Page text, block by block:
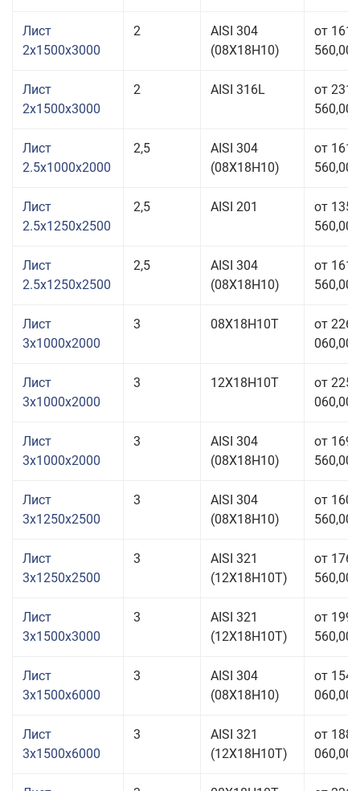
Лист
2x1500x3000
2
AISI 304
(08Х18Н10)
от 161
560,00
Лист
2x1500x3000
2 AISI 316L
от 231
560,00
Лист
2.5x1000x2000
2,5
AISI 304
(08Х18Н10)
от 161
560,00
Лист
2.5x1250x2500
2,5 AISI 201
от 135
560,00
Лист
2.5x1250x2500
2,5
AISI 304
(08Х18Н10)
от 161
560,00
Лист
3x1000x2000
3 08Х18Н10Т
от 226
060,00
Лист
3x1000x2000
3 12Х18Н10Т
от 225
060,00
Лист
3x1000x2000
3
AISI 304
(08Х18Н10)
от 169
560,00
Лист
3x1250x2500
3
AISI 304
(08Х18Н10)
от 160
560,00
Лист
3x1250x2500
3
AISI 321
(12Х18Н10Т)
от 176
560,00
Лист
3x1500x3000
3
AISI 321
(12Х18Н10Т)
от 199
560,00
Лист
3x1500x6000
3
AISI 304
(08Х18Н10)
от 154
060,00
Лист
3x1500x6000
3
AISI 321
(12Х18Н10Т)
от 188
060,00